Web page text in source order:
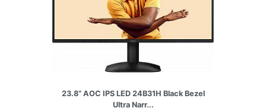
23.8” AOC IPS LED 24B31H Black Bezel
Ultra Narr...